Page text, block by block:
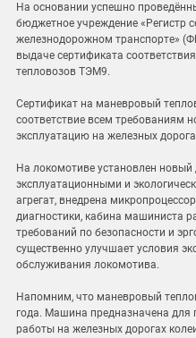
На основании успешно
бюджетное учреждение «Регистр
железнодорожном транспорте»
выдаче сертификата
тепловозов ТЭМ9.
Сертификат на маневровый
соответствие всем требованиям
эксплуатацию на железных
На локомотиве установлен
эксплуатационными и
агрегат, внедрена
диагностики, кабина машиниста
требований по безопасности и
существенно улучшает условия
обслуживания локомотива.
Напомним, что маневровый
года. Машина предназначена
работы на железных дорогах